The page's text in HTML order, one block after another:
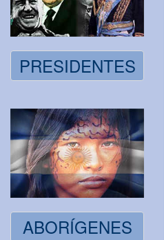
PRESIDENTES
ABORÍGENES